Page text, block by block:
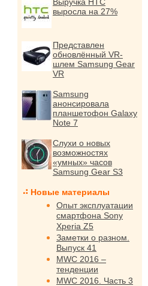
выросла на 27%
Представлен
обновлённый VR-
шлем Samsung Gear
VR
Samsung
анонсировала
планшетофон Galaxy
Note 7
Слухи о новых
возможностях
«умных» часов
Samsung Gear S3
Новые материалы
Опыт эксплуатации
смартфона Sony
Xperia Z5
Заметки о разном.
Выпуск 41
MWC 2016 –
тенденции
MWC 2016. Часть 3